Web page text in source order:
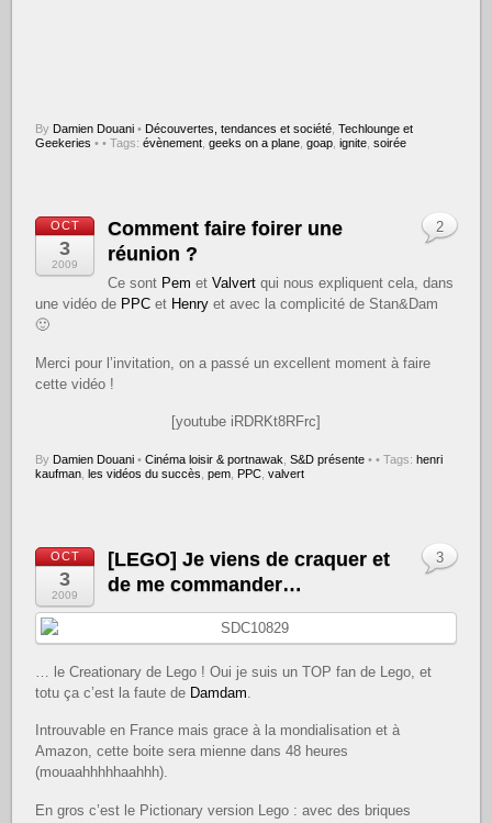
By Damien Douani • Découvertes, tendances et société ,Techlounge et
Geekeries • • Tags:évènement ,geeks on a plane ,goap ,ignite ,soirée
OCT
3
2009
Comment faire foirer une
réunion ?
Ce sont Pem etValvert qui nous expliquent cela, dans
une vidéo de PPC et Henry et avec la complicité de Stan&Dam
🙂
Merci pour l’invitation, on a passé un excellent moment à faire
cette vidéo !
[youtube iRDRKt8RFrc]
By Damien Douani • Cinéma loisir & portnawak ,S&D présente •
2
• Tags: henri
kaufman
les vidéos du succès ,pem PPC ,valvert
OCT
3
2009
[LEGO] Je viens de craquer et
de me commander…
… le Creationary de Lego ! Oui je suis un TOP fan de Lego, et
totu ça c’est la faute de Damdam
Introuvable en France mais grace à la mondialisation et à
Amazon, cette boite sera mienne dans 48 heures
(mouaahhhhhaahhh).
En gros c’est le Pictionary version Lego : avec des briques
3